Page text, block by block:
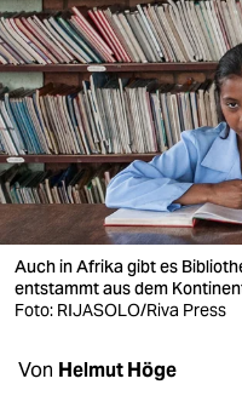
berlin
nord
wahrheit
verlag
verlag
veranstaltungen
Auch in Afrika gibt es
entstammt aus dem
Foto: RIJASOLO/Riva Press
Von Helmut Höge